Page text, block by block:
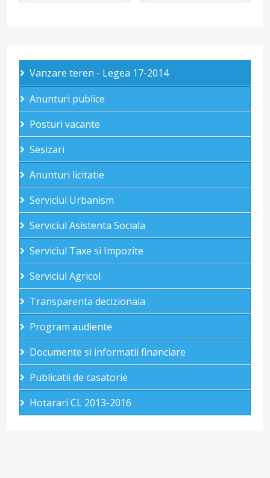
Vanzare teren - Legea 17-2014
Anunturi publice
Posturi vacante
Sesizari
Anunturi licitatie
Serviciul Urbanism
Serviciul Asistenta Sociala
Serviciul Taxe si Impozite
Serviciul Agricol
Transparenta decizionala
Program audiente
Documente si informatii financiare
Publicatii de casatorie
Hotarari CL 2013-2016